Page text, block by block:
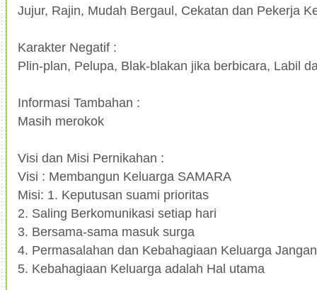
Jujur, Rajin, Mudah Bergaul, Cekatan dan Pekerja
Karakter Negatif :
Plin-plan, Pelupa, Blak-blakan jika berbicara, Labil
Informasi Tambahan :
Masih merokok
Visi dan Misi Pernikahan :
Visi : Membangun Keluarga SAMARA
Misi: 1. Keputusan suami prioritas
2. Saling Berkomunikasi setiap hari
3. Bersama-sama masuk surga
4. Permasalahan dan Kebahagiaan Keluarga
5. Kebahagiaan Keluarga adalah Hal utama